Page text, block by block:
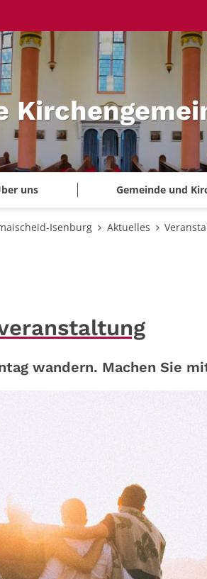
uns Gemeinde und
Isenburg Aktuelles
wandern. Machen Sie